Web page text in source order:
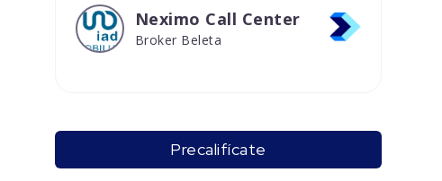
Neximo Call Center
Broker Beleta
Precalifícate